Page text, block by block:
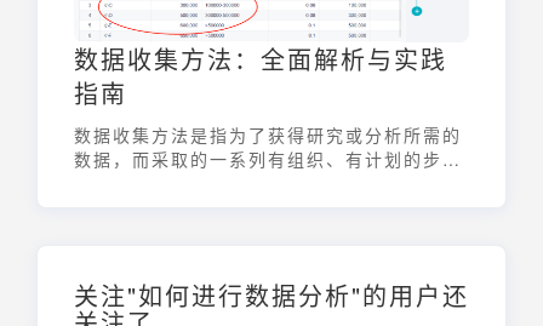
数据收集方法：全面解析与实践
指南
数据收集方法是指为了获得研究或分析所需的
数据，而采取的一系列有组织、有计划的步骤
影响最终结果的质量和价值。
关注"如何进行数据分析"的用户还